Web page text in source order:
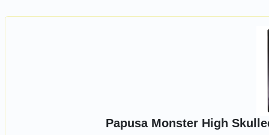
Papusa Monster High